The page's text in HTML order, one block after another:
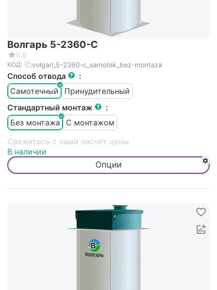
Волгарь 5-2360-С
0.0
КОД: volgarl_5-2360-c_samotek_bez-montaza
Способ отвода
:
Самотечный
Принудительный
Стандартный монтаж
:
Без монтажа
С монтажом
Свяжитесь с нами насчёт цены
Опции
В наличии